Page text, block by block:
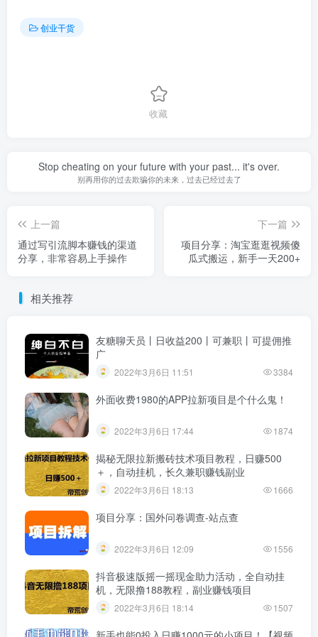
创业干货
收藏
Stop cheating on your future with your past... it's over.
别再用你的过去欺骗你的未来，过去已经过去了
上一篇
通过写引流脚本赚钱的渠道
分享，非常容易上手操作
下一篇
项目分享：淘宝逛逛视频傻
瓜式搬运，新手一天200+
相关推荐
​友糖聊天员丨日收益200丨可兼职丨可提佣推
广
2022年3月6日 11:51 3384
外面收费1980的APP拉新项目是个什么鬼！
2022年3月6日 17:44 1874
揭秘无限拉新搬砖技术项目教程，日赚500
＋，自动挂机，长久兼职赚钱副业
2022年3月6日 18:13 1666
项目分享：国外问卷调查-站点查
2022年3月6日 12:09 1556
抖音极速版摇一摇现金助力活动，全自动挂
机，无限撸188教程，副业赚钱项目
2022年3月6日 18:14 1507